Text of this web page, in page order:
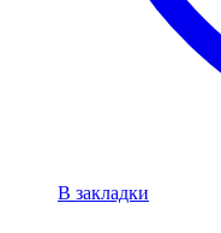
В закладки